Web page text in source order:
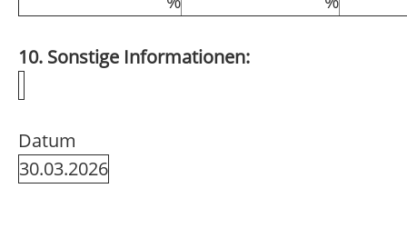
10. Sonstige Informationen:
Datum
30.03.2026